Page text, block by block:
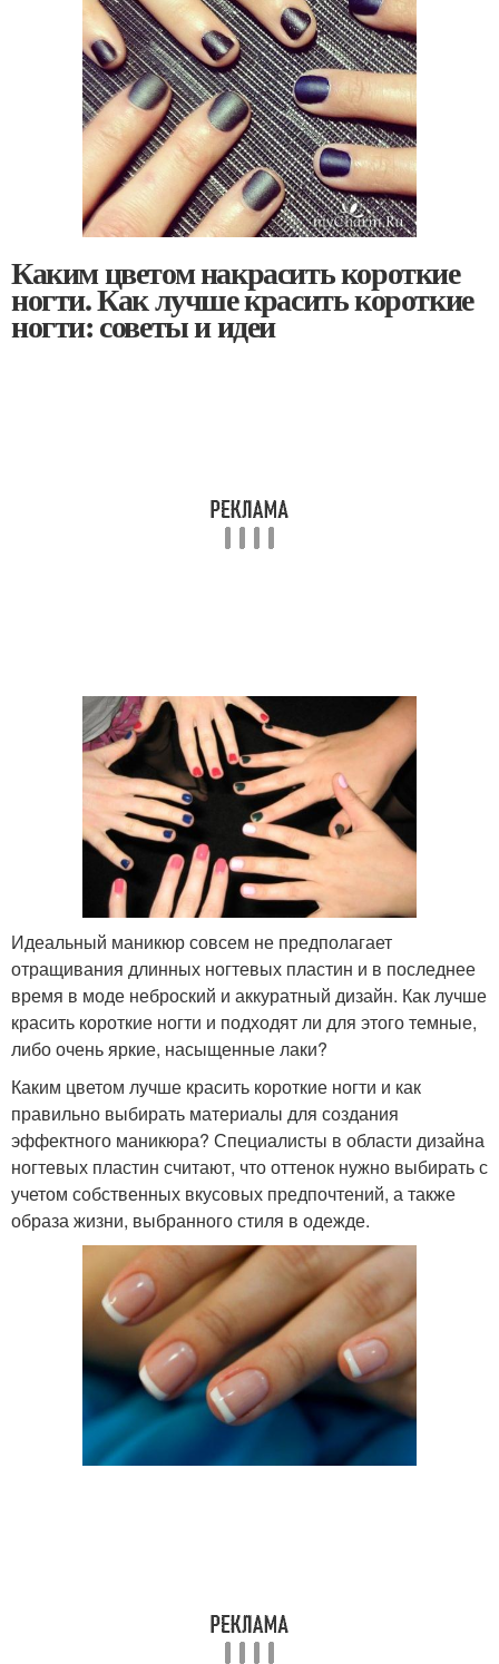
Каким цветом накрасить короткие
ногти. Как лучше красить короткие
ногти: советы и идеи
Идеальный маникюр совсем не предполагает
отращивания длинных ногтевых пластин и в последнее
время в моде неброский и аккуратный дизайн. Как лучше
красить короткие ногти и подходят ли для этого темные,
либо очень яркие, насыщенные лаки?
Каким цветом лучше красить короткие ногти и как
правильно выбирать материалы для создания
эффектного маникюра? Специалисты в области дизайна
ногтевых пластин считают, что оттенок нужно выбирать с
учетом собственных вкусовых предпочтений, а также
образа жизни, выбранного стиля в одежде.